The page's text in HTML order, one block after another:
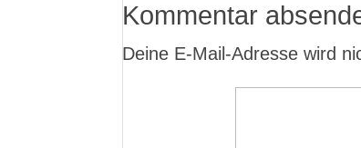
Kommentar
Deine E-Mail-Adresse wird